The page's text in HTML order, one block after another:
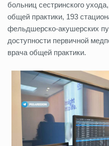
больниц сестринского
общей практики, 193
фельдшерско-акушерских
доступности первичной
врача общей практики.